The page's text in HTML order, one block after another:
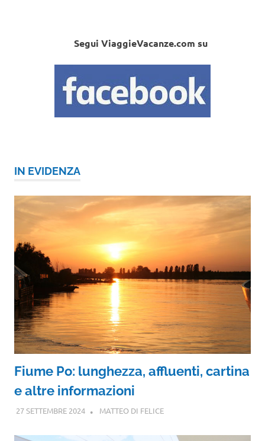
Segui ViaggieVacanze.com su
IN EVIDENZA
Fiume Po: lunghezza, affluenti, cartina
e altre informazioni
27 SETTEMBRE 2024 MATTEO DI FELICE